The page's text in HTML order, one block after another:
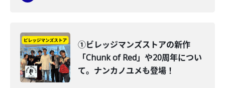
①ビレッジマンズストアの新作
「Chunk of Red」や20周年につい
て。ナンカノユメも登場！